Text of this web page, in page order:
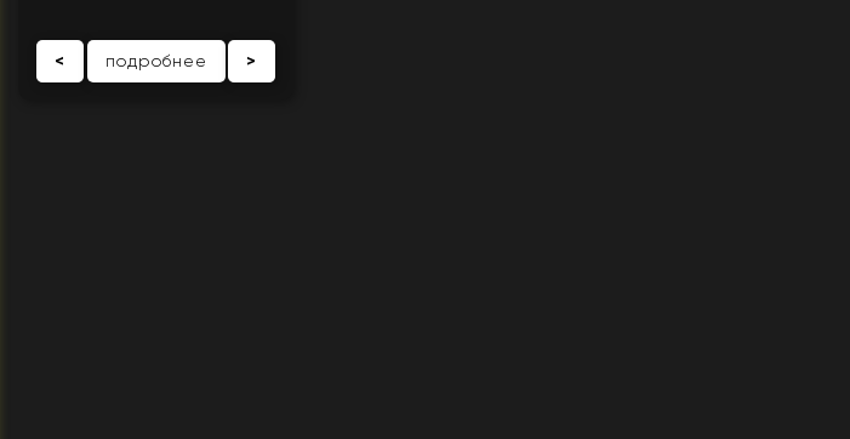
< подробнее >